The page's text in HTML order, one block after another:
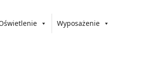
Wyposażenie